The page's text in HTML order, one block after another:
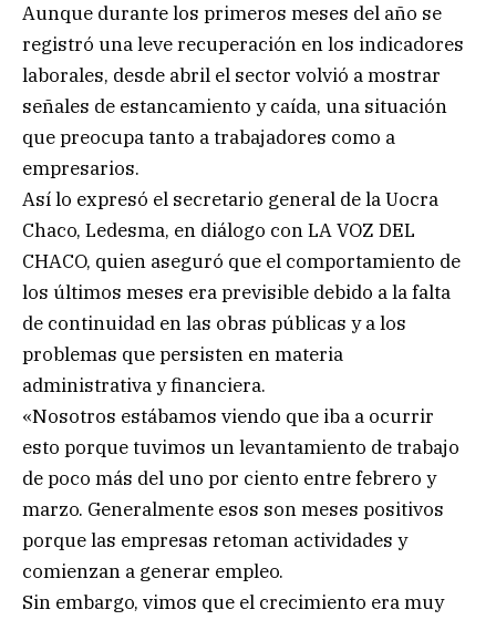
Aunque durante los primeros meses del año se
registró una leve recuperación en los indicadores
laborales, desde abril el sector volvió a mostrar
señales de estancamiento y caída, una situación
que preocupa tanto a trabajadores como a
empresarios.
Así lo expresó el secretario general de la Uocra
Chaco, Ledesma, en diálogo con LA VOZ DEL
CHACO, quien aseguró que el comportamiento de
los últimos meses era previsible debido a la falta
de continuidad en las obras públicas y a los
problemas que persisten en materia
administrativa y financiera.
«Nosotros estábamos viendo que iba a ocurrir
esto porque tuvimos un levantamiento de trabajo
de poco más del uno por ciento entre febrero y
marzo. Generalmente esos son meses positivos
porque las empresas retoman actividades y
comienzan a generar empleo.
Sin embargo, vimos que el crecimiento era muy